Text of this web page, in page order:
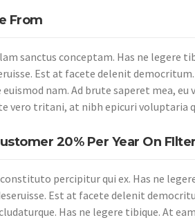
From
sanctus conceptam. Has ne legere
Est at facete delenit
nam. Ad brute saperet mea,
vero tritani, at nibh epicuri voluptaria
20% Per Year On
constituto percipitur qui ex. Has ne
Est at facete delenit
Has ne legere tibique. At